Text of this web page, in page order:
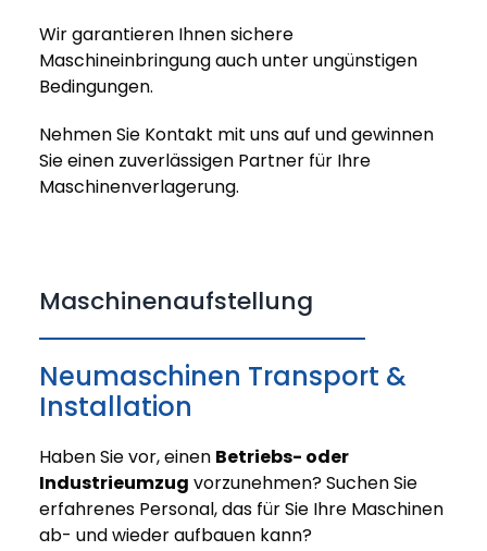
Wir garantieren Ihnen sichere
Maschineinbringung auch unter ungünstigen
Bedingungen.
Nehmen Sie Kontakt mit uns auf und gewinnen
Sie einen zuverlässigen Partner für Ihre
Maschinenverlagerung.
Maschinenaufstellung
Neumaschinen Transport &
Installation
Haben Sie vor, einen Betriebs- oder
Industrieumzug vorzunehmen? Suchen Sie
erfahrenes Personal, das für Sie Ihre Maschinen
ab- und wieder aufbauen kann?